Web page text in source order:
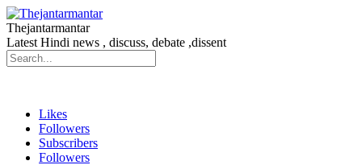
Thejantarmantar
Latest Hindi news , discuss, debate ,dissent
Likes
Followers
Subscribers
Followers